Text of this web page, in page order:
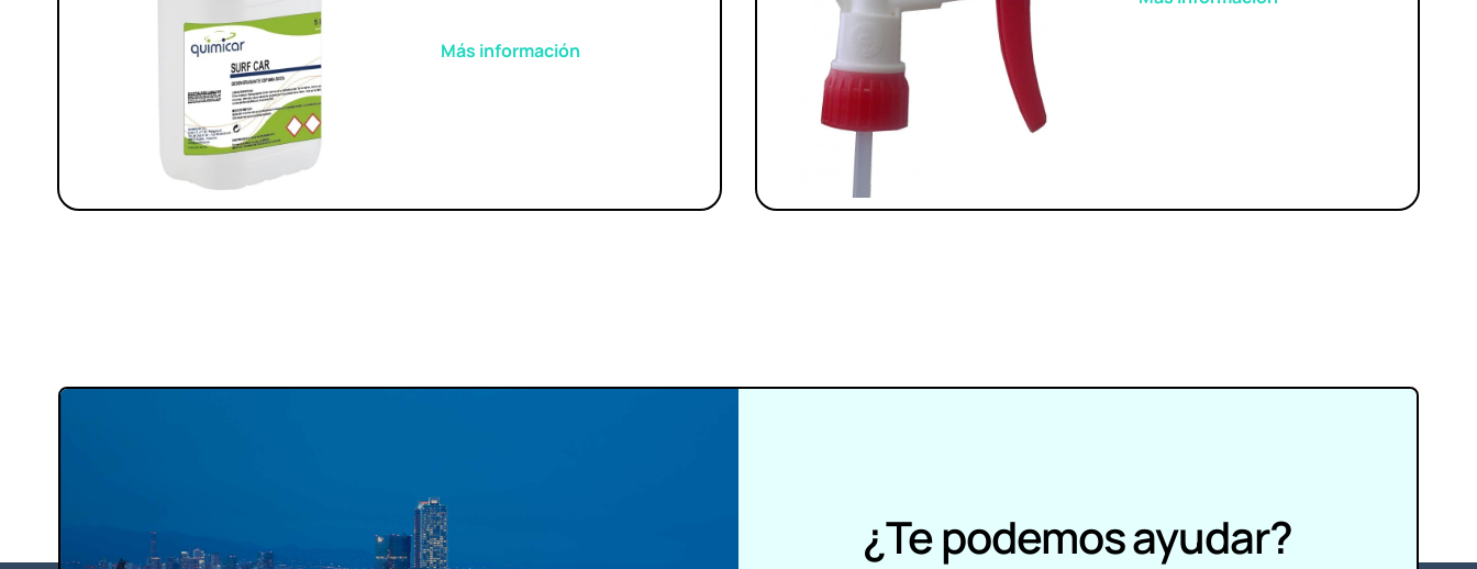
Más información
¿Te podemos ayudar?